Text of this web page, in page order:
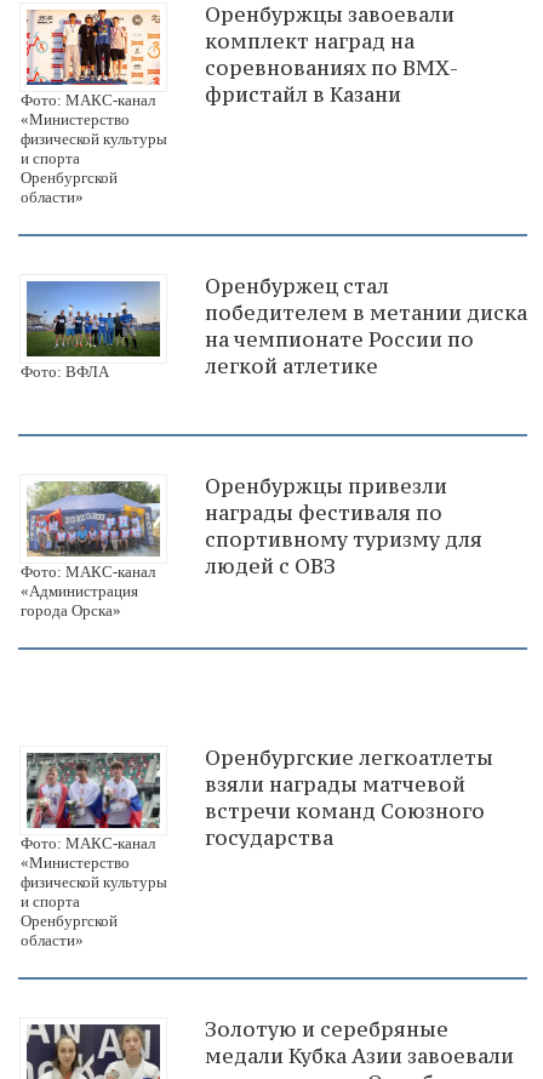
Фото: МАКС-канал
«Министерство
физической культуры
и спорта
Оренбургской
области»
Оренбуржцы завоевали
комплект наград на
соревнованиях по ВМХ-
фристайл в Казани
Фото: ВФЛА
Оренбуржец стал
победителем в метании диска
на чемпионате России по
легкой атлетике
Фото: МАКС-канал
«Администрация
города Орска»
Оренбуржцы привезли
награды фестиваля по
спортивному туризму для
людей с ОВЗ
Фото: МАКС-канал
«Министерство
физической культуры
и спорта
Оренбургской
области»
Оренбургские легкоатлеты
взяли награды матчевой
встречи команд Союзного
государства
Золотую и серебряные
медали Кубка Азии завоевали